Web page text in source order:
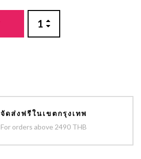
จัดส่งฟรีในเขตกรุงเทพ
For orders above 2490 THB